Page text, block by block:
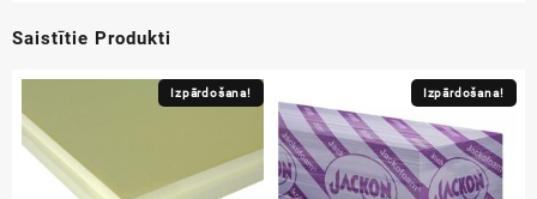
Saistītie Produkti
Izpārdošana! Izpārdošana!